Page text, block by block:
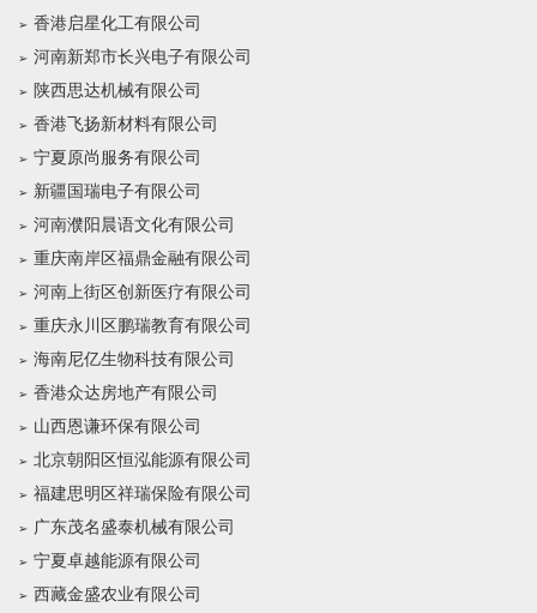
香港启星化工有限公司
河南新郑市长兴电子有限公司
陕西思达机械有限公司
香港飞扬新材料有限公司
宁夏原尚服务有限公司
新疆国瑞电子有限公司
河南濮阳晨语文化有限公司
重庆南岸区福鼎金融有限公司
河南上街区创新医疗有限公司
重庆永川区鹏瑞教育有限公司
海南尼亿生物科技有限公司
香港众达房地产有限公司
山西恩谦环保有限公司
北京朝阳区恒泓能源有限公司
福建思明区祥瑞保险有限公司
广东茂名盛泰机械有限公司
宁夏卓越能源有限公司
西藏金盛农业有限公司